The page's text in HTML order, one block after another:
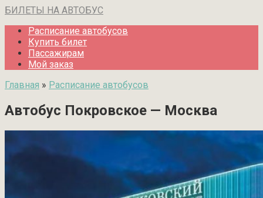
Перейти
контенту
БИЛЕТЫ НА АВТОБУС
Расписание автобусов
Купить билет
Пассажирам
Мой заказ
Главная » Расписание автобусов
Автобус Покровское — Москва